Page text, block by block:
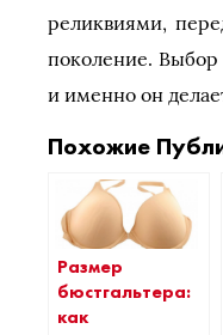
реликвиями,
поколение.
и именно он
Похожие
Размер
бюстгальтера:
как